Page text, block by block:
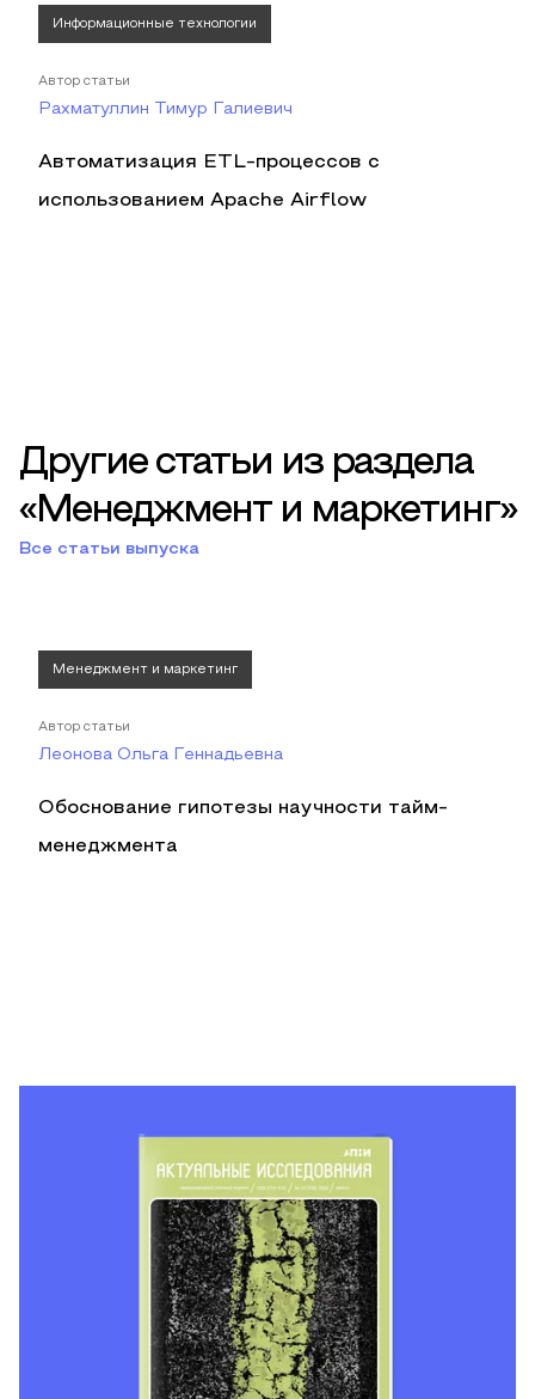
Информационные технологии
Автор статьи
Рахматуллин Тимур Галиевич
Автоматизация ETL-процессов с
использованием Apache Airflow
Другие статьи из раздела
«Менеджмент и маркетинг»
Все статьи выпуска
Менеджмент и маркетинг
Автор статьи
Леонова Ольга Геннадьевна
Обоснование гипотезы научности тайм-
менеджмента